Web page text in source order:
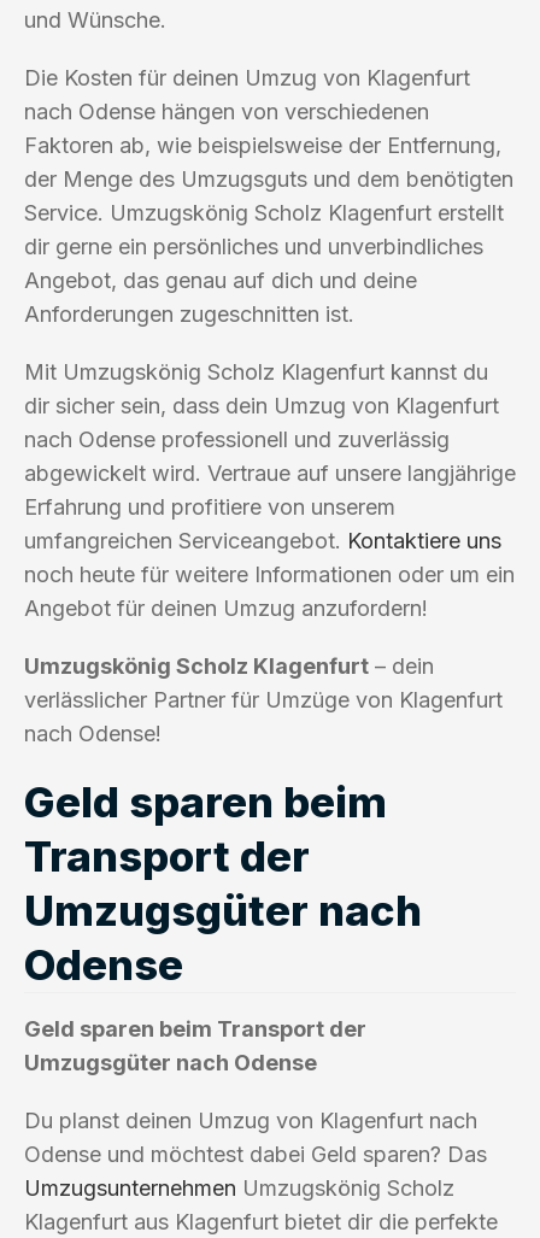
und Wünsche.
Die Kosten für deinen Umzug von Klagenfurt
nach Odense hängen von verschiedenen
Faktoren ab, wie beispielsweise der Entfernung,
der Menge des Umzugsguts und dem benötigten
Service. Umzugskönig Scholz Klagenfurt erstellt
dir gerne ein persönliches und unverbindliches
Angebot, das genau auf dich und deine
Anforderungen zugeschnitten ist.
Mit Umzugskönig Scholz Klagenfurt kannst du
dir sicher sein, dass dein Umzug von Klagenfurt
nach Odense professionell und zuverlässig
abgewickelt wird. Vertraue auf unsere langjährige
Erfahrung und profitiere von unserem
umfangreichen Serviceangebot. Kontaktiere uns
noch heute für weitere Informationen oder um ein
Angebot für deinen Umzug anzufordern!
Umzugskönig Scholz Klagenfurt – dein
verlässlicher Partner für Umzüge von Klagenfurt
nach Odense!
Geld sparen beim
Transport der
Umzugsgüter nach
Odense
Geld sparen beim Transport der
Umzugsgüter nach Odense
Du planst deinen Umzug von Klagenfurt nach
Odense und möchtest dabei Geld sparen? Das
Umzugsunternehmen Umzugskönig Scholz
Klagenfurt aus Klagenfurt bietet dir die perfekte